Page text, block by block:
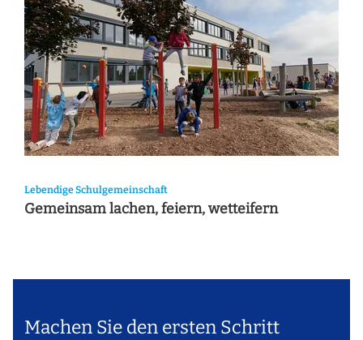
Lebendige Schulgemeinschaft
Gemeinsam lachen, feiern, wetteifern
Machen Sie den ersten Schritt